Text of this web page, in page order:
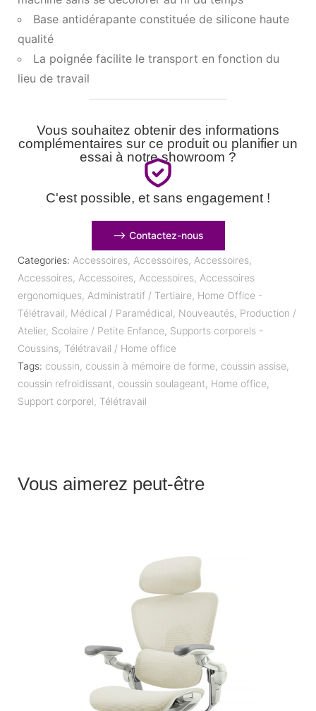
Base antidérapante constituée de silicone haute
qualité
La poignée facilite le transport en fonction du
lieu de travail
Vous souhaitez obtenir des informations
complémentaires sur ce produit ou planifier un
essai à notre showroom ?
C'est possible, et sans engagement !
⟶ Contactez-nous
Categories: Accessoires, Accessoires, Accessoires,
Accessoires, Accessoires, Accessoires, Accessoires
ergonomiques, Administratif / Tertiaire, Home Office -
Télétravail, Médical / Paramédical, Nouveautés, Production /
Atelier, Scolaire / Petite Enfance, Supports corporels -
Coussins, Télétravail / Home office
Tags: coussin, coussin à mémoire de forme, coussin assise,
coussin refroidissant, coussin soulageant, Home office,
Support corporel, Télétravail
Vous aimerez peut-être